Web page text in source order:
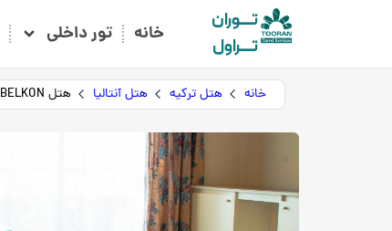
تـــوران
تـــراول
خانه تور داخلی
خانه هتل ترکیه هتل آنتالیا هتل BELKON